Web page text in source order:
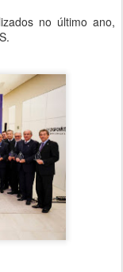
no último ano,